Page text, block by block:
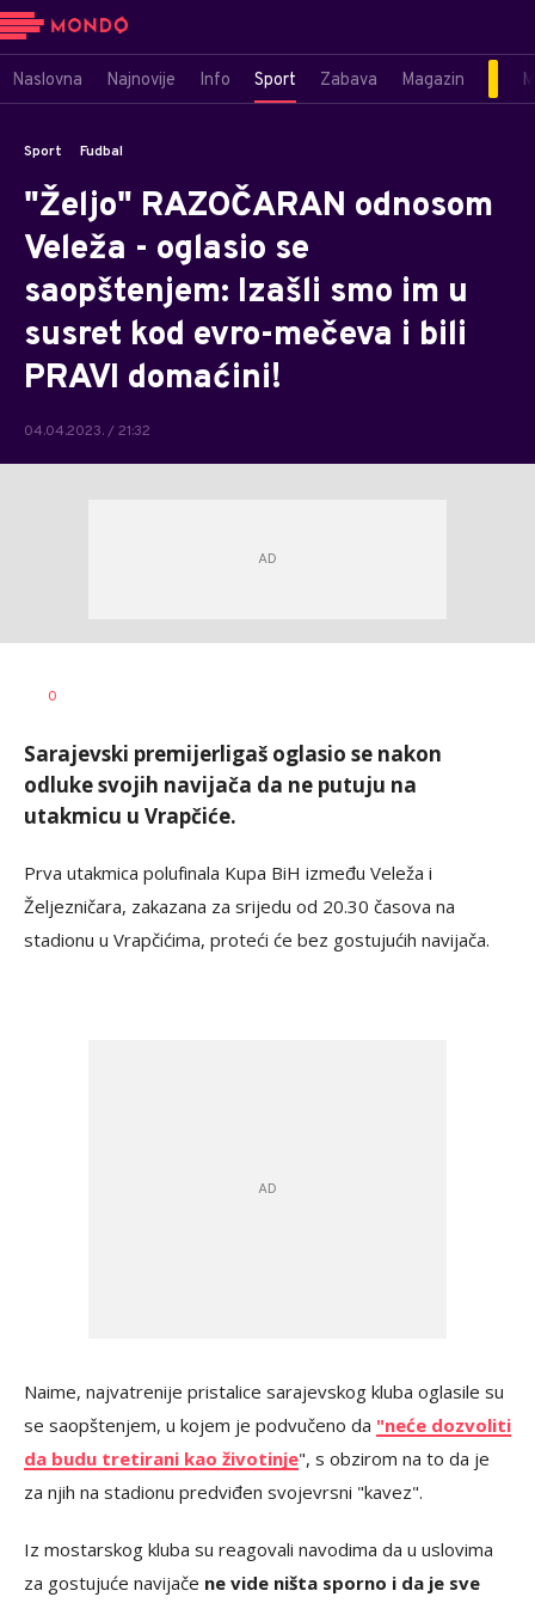
Naslovna Najnovije Info Sport Zabava Magazin
Sport Fudbal
"Željo" RAZOČARAN odnosom
Veleža - oglasio se
saopštenjem: Izašli smo im u
susret kod evro-mečeva i bili
PRAVI domaćini!
04.04.2023. / 21:32
AUTOR
0
Sarajevski premijerligaš oglasio se nakon
odluke svojih navijača da ne putuju na
utakmicu u Vrapčiće.
Prva utakmica polufinala Kupa BiH između Veleža i
Željezničara, zakazana za srijedu od 20.30 časova na
stadionu u Vrapčićima, proteći će bez gostujućih navijača.
Naime, najvatrenije pristalice sarajevskog kluba oglasile su
se saopštenjem, u kojem je podvučeno da "neće dozvoliti
da budu tretirani kao životinje", s obzirom na to da je
za njih na stadionu predviđen svojevrsni "kavez".
Iz mostarskog kluba su reagovali navodima da u uslovima
za gostujuće navijače ne vide ništa sporno i da je sve